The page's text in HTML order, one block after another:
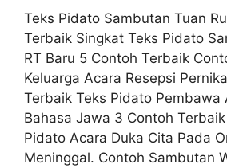
Teks Pidato Sambutan Tuan
Terbaik Singkat Teks Pidato
RT Baru 5 Contoh Terbaik
Keluarga Acara Resepsi
Terbaik Teks Pidato Pembawa
Bahasa Jawa 3 Contoh
Pidato Acara Duka Cita Pada
Meninggal. Contoh Sambutan